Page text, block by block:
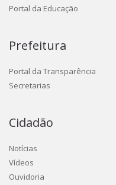
Portal da Educação
Prefeitura
Portal da Transparência
Secretarias
Cidadão
Notícias
Vídeos
Ouvidoria